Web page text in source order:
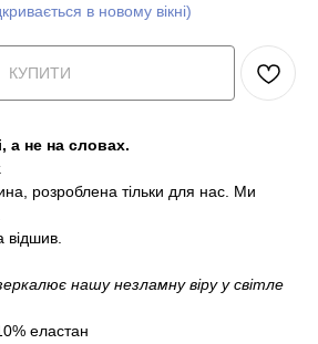
в новому вікні)
КУПИТИ
а не на словах.
розроблена тільки для нас. Ми
відшив.
нашу незламну віру у світле
еластан